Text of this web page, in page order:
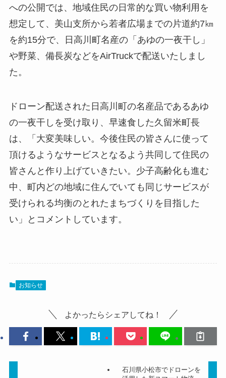
への公開では、地域住民の日常的な買い物利用を
想定して、美山支所から若者広場までの片道約7㎞
を約15分で、日高川町名産の「あゆの一夜干し」
や野菜、備長炭などをAirTruckで配送いたしまし
た。
ドローン配送された日高川町の名産品であるあゆ
の一夜干しを受け取り、早速食した久留米町長
は、「大変美味しい。今後住民の皆さんに使って
頂けるようなサービスとなるよう共同して住民の
皆さんと作り上げていきたい。少子高齢化も進む
中、町内どの地域に住んでいても同じサービスが
受けられる均衡のとれたまちづくりを目指した
い」とコメントしています。
お知らせ
よかったらシェアしてね！
石川県小松市でドローンを